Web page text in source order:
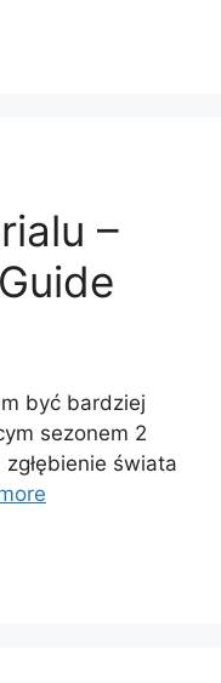
–
być bardziej
sezonem 2
świata